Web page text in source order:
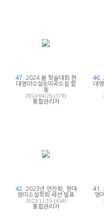
47.
2024 봄 학술대회 현
대영미소설&미국소설 합
동
2024/04/28 (370)
통합관리자
46.
대
42.
2023년 연찬회, 현대
영미소설학회 세션 발표
2023/12/15 (450)
통합관리자
41.
영